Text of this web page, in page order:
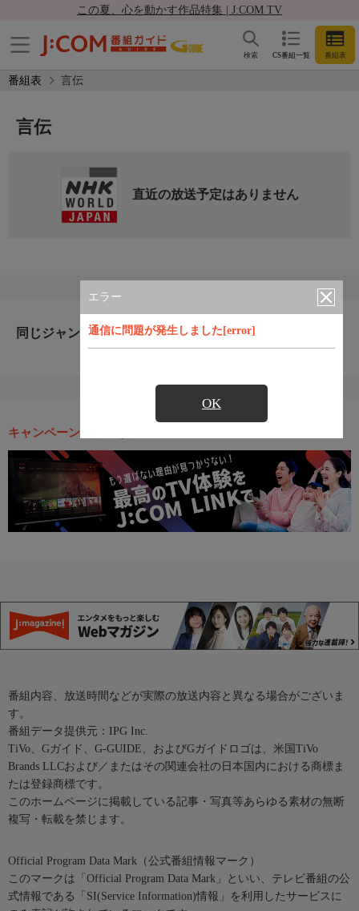
この夏、心を動かす作品特集 | J:COM TV
CS番組一覧 番組表
検索
番組表 言伝
エラー
通信に問題が発生しました[error]
OK
言伝
直近の放送予定はありません
同じジャンルのおすすめ番組
キャンペーン・お得な情報
番組内容、放送時間などが実際の放送内容と異なる場合がございま
す。
番組データ提供元：IPG Inc.
TiVo、Gガイド、G-GUIDE、およびGガイドロゴは、米国TiVo
Brands LLCおよび／またはその関連会社の日本国内における商標ま
たは登録商標です。
このホームページに掲載している記事・写真等あらゆる素材の無断
複写・転載を禁じます。
Official Program Data Mark（公式番組情報マーク）
このマークは「Official Program Data Mark」といい、テレビ番組の公
式情報である「SI(Service Information)情報」を利用したサービスに